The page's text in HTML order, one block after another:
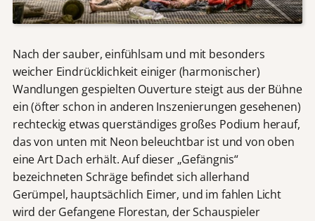
Nach der sauber, einfühlsam und mit besonders
weicher Eindrücklichkeit einiger (harmonischer)
Wandlungen gespielten Ouverture steigt aus der Bühne
ein (öfter schon in anderen Inszenierungen gesehenen)
rechteckig etwas querständiges großes Podium herauf,
das von unten mit Neon beleuchtbar ist und von oben
eine Art Dach erhält. Auf dieser „Gefängnis“
bezeichneten Schräge befindet sich allerhand
Gerümpel, hauptsächlich Eimer, und im fahlen Licht
wird der Gefangene Florestan, der Schauspieler